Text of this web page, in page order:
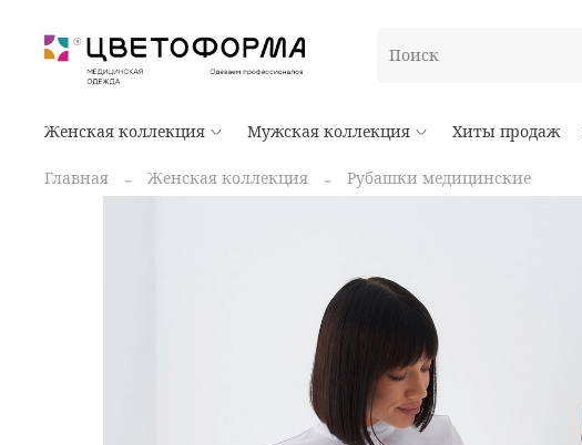
Женская коллекция Мужская коллекция Хиты продаж
Главная Женская коллекция
Рубашки медицинские